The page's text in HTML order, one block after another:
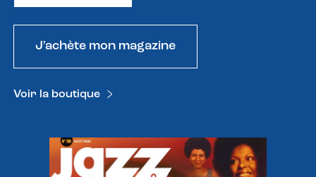
J'achète mon magazine
Voir la boutique